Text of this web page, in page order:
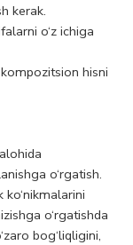
kerak.
o‘z ichiga
hisni
o‘rgatish.
o‘rgatishda
bog‘liqligini,